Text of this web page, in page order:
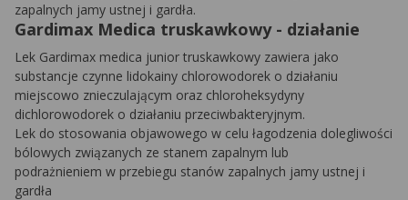
zapalnych jamy ustnej i gardła.
Gardimax Medica truskawkowy - działanie
Lek Gardimax medica junior truskawkowy zawiera jako
substancje czynne lidokainy chlorowodorek o działaniu
miejscowo znieczulającym oraz chloroheksydyny
dichlorowodorek o działaniu przeciwbakteryjnym.
Lek do stosowania objawowego w celu łagodzenia dolegliwości
bólowych związanych ze stanem zapalnym lub
podrażnieniem w przebiegu stanów zapalnych jamy ustnej i
gardła